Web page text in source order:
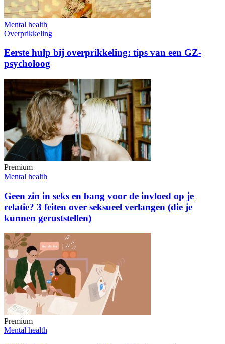
Mental health
Overprikkeling
Eerste hulp bij overprikkeling: tips van een GZ-
psycholoog
Premium
Mental health
Geen zin in seks en bang voor de invloed op je
relatie? 3 feiten over seksueel verlangen (die je
kunnen geruststellen)
Premium
Mental health